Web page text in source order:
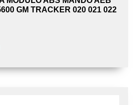
GM TRACKER 020 021 022